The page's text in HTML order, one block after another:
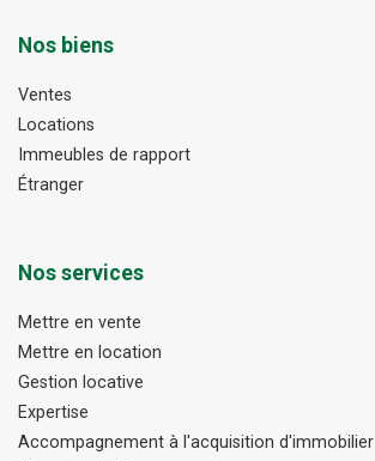
Nos biens
Ventes
Locations
Immeubles de rapport
Étranger
Nos services
Mettre en vente
Mettre en location
Gestion locative
Expertise
Accompagnement à l'acquisition d'immobilier